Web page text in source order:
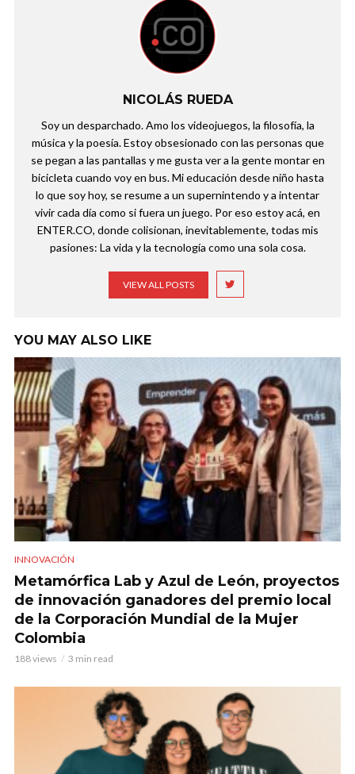
NICOLÁS RUEDA
Soy un desparchado. Amo los videojuegos, la filosofía, la
música y la poesía. Estoy obsesionado con las personas que
se pegan a las pantallas y me gusta ver a la gente montar en
bicicleta cuando voy en bus. Mi educación desde niño hasta
lo que soy hoy, se resume a un supernintendo y a intentar
vivir cada día como si fuera un juego. Por eso estoy acá, en
ENTER.CO, donde colisionan, inevitablemente, todas mis
pasiones: La vida y la tecnología como una sola cosa.
VIEW ALL POSTS
YOU MAY ALSO LIKE
INNOVACIÓN
Metamórfica Lab y Azul de León, proyectos
de innovación ganadores del premio local
de la Corporación Mundial de la Mujer
Colombia
188 views 3 min read